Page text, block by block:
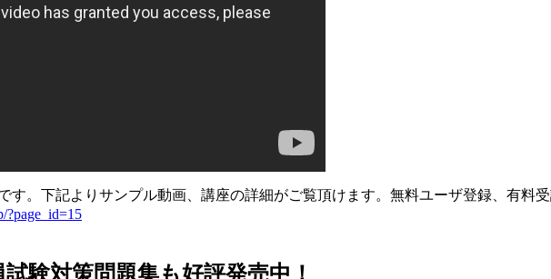
す。下記よりサンプル動画、講座の詳細がご覧頂けます。無料ユーザ登録、有料受
?page_id=15
験対策問題集も好評発売中！